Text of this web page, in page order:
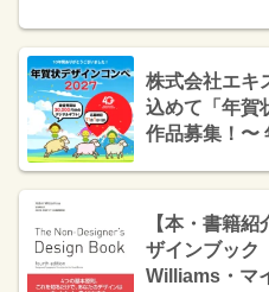
株式会社エキ
込めて「年賀
作品募集！〜
分］
【本・書籍
ザインブック
Williams・マ